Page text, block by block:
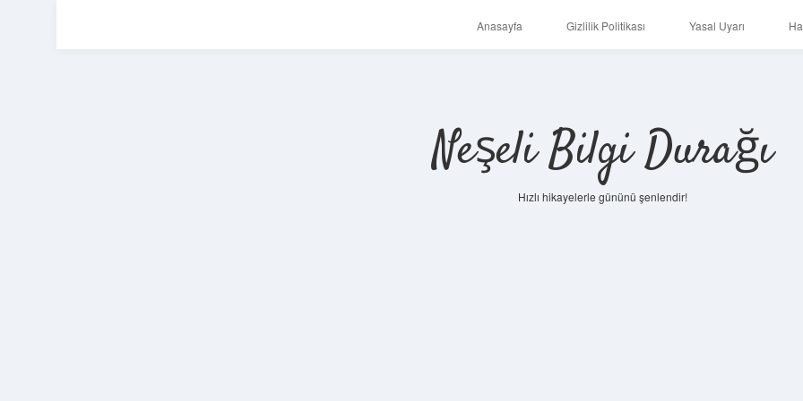
Anasayfa Gizlilik Politikası Yasal Uyarı
Neşeli Bilgi Durağı
Hızlı hikayelerle gününü şenlendir!